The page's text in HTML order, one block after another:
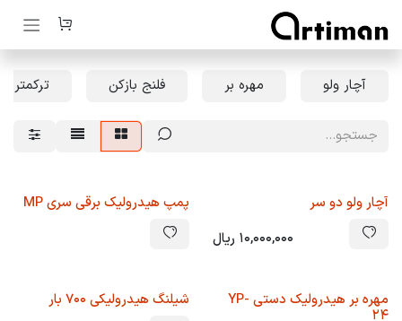
صرف نظر و مشاهده محتوا
آچار ولو مهره بر فلنج بازکن ترکمتر
آچار ولو دو سر
10,000,000 ریال
پمپ هیدرولیک برقی سری MP
مهره بر هیدرولیک دستی YP-
24
شیلنگ هیدرولیکی 700 بار